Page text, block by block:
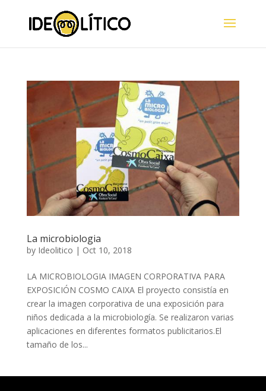
La microbiologia
by Ideolitico | Oct 10, 2018
LA MICROBIOLOGIA IMAGEN CORPORATIVA PARA
EXPOSICIÓN COSMO CAIXA El proyecto consistía en
crear la imagen corporativa de una exposición para
niños dedicada a la microbiología. Se realizaron varias
aplicaciones en diferentes formatos publicitarios.El
tamaño de los...